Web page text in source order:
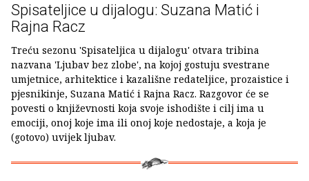
Spisateljice u dijalogu: Suzana Matić i
Rajna Racz
Treću sezonu 'Spisateljica u dijalogu' otvara tribina
nazvana 'Ljubav bez zlobe', na kojoj gostuju svestrane
umjetnice, arhitektice i kazališne redateljice, prozaistice i
pjesnikinje, Suzana Matić i Rajna Racz. Razgovor će se
povesti o književnosti koja svoje ishodište i cilj ima u
emociji, onoj koje ima ili onoj koje nedostaje, a koja je
(gotovo) uvijek ljubav.